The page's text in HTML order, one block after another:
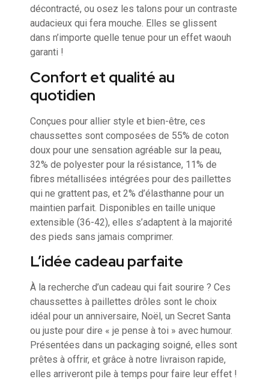
décontracté, ou osez les talons pour un contraste
audacieux qui fera mouche. Elles se glissent
dans n’importe quelle tenue pour un effet waouh
garanti !
Confort et qualité au
quotidien
Conçues pour allier style et bien-être, ces
chaussettes sont composées de 55% de coton
doux pour une sensation agréable sur la peau,
32% de polyester pour la résistance, 11% de
fibres métallisées intégrées pour des paillettes
qui ne grattent pas, et 2% d’élasthanne pour un
maintien parfait. Disponibles en taille unique
extensible (36-42), elles s’adaptent à la majorité
des pieds sans jamais comprimer.
L’idée cadeau parfaite
À la recherche d’un cadeau qui fait sourire ? Ces
chaussettes à paillettes drôles sont le choix
idéal pour un anniversaire, Noël, un Secret Santa
ou juste pour dire « je pense à toi » avec humour.
Présentées dans un packaging soigné, elles sont
prêtes à offrir, et grâce à notre livraison rapide,
elles arriveront pile à temps pour faire leur effet !